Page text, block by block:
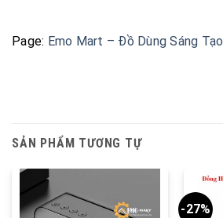
Page: Emo Mart – Đồ Dùng Sáng Tạo
SẢN PHẨM TƯƠNG TỰ
-27%